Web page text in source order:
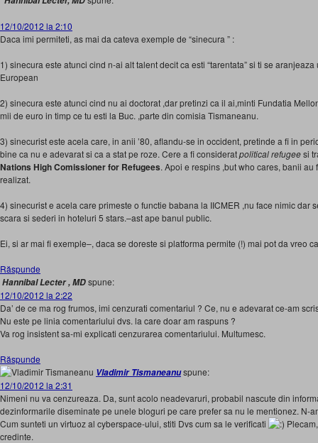
12/10/2012 la 2:10
Daca imi permiteti, as mai da cateva exemple de “sinecura ” :
1) sinecura este atunci cind n-ai alt talent decit ca esti “tarentata” si ti se
European
2) sinecura este atunci cind nu ai doctorat ,dar pretinzi ca il ai,minti Fundatia
mii de euro in timp ce tu esti la Buc. ,parte din comisia Tismaneanu.
3) sinecurist este acela care, in anii ’80, aflandu-se in occident, pretinde a fi in
bine ca nu e adevarat si ca a stat pe roze. Cere a fi consideratpolitical refugeesi
Nations High Comissioner for Refugees. Apoi e respins ,but who cares, banii
realizat.
4) sinecurist e acela care primeste o functie babana la IICMER ,nu face nimic dar
scara si sederi in hoteluri 5 stars.–ast ape banul public.
Ei, si ar mai fi exemple–, daca se doreste si platforma permite (!) mai pot da vreo
Răspunde
Hannibal Lecter , MDspune:
12/10/2012 la 2:22
Da’ de ce ma rog frumos, imi cenzurati comentariul ? Ce, nu e adevarat ce-am
Nu este pe linia comentariului dvs. la care doar am raspuns ?
Va rog insistent sa-mi explicati cenzurarea comentariului. Multumesc.
Răspunde
Vladimir Tismaneanuspune:
12/10/2012 la 2:31
Nimeni nu va cenzureaza. Da, sunt acolo neadevaruri, probabil nascute din
dezinformarile diseminate pe unele bloguri pe care prefer sa nu le mentionez. N-
Cum sunteti un virtuoz al cyberspace-ului, stiti Dvs cum sa le verificati
credinte.